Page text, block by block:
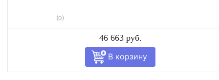
(0)
46 663 руб.